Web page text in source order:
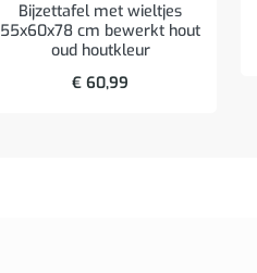
Bijzettafel met wieltjes
55x60x78 cm bewerkt hout
oud houtkleur
€ 60,99